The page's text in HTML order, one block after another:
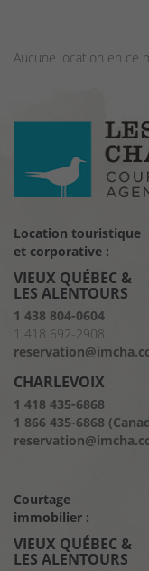
Aucune location en ce
Location touristique
et corporative :
VIEUX QUÉBEC &
LES ALENTOURS
1 438 804-0604
1 418 692-2908
CHARLEVOIX
1 418 435-6868
1 866 435-6868
Courtage
immobilier :
VIEUX QUÉBEC &
LES ALENTOURS